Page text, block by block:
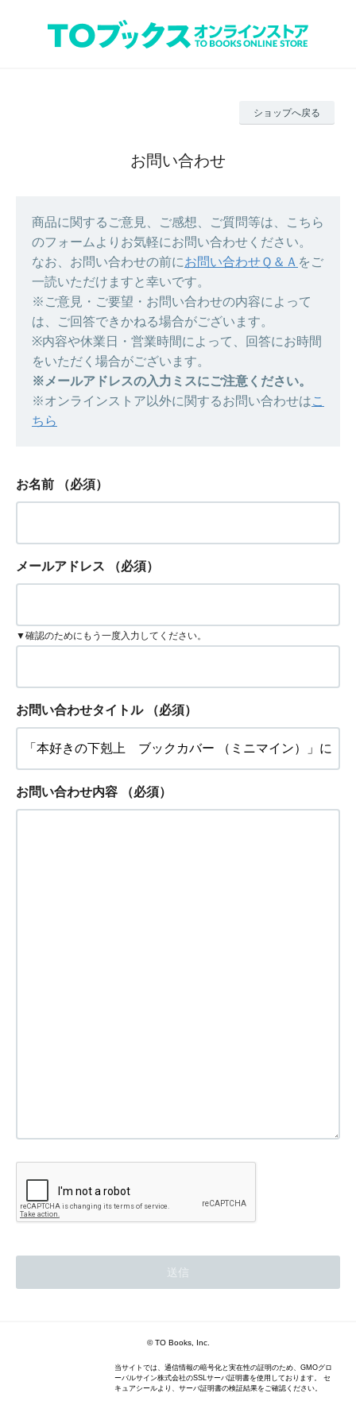
ショップへ戻る
お問い合わせ
商品に関するご意見、ご感想、ご質問等は、こちら
のフォームよりお気軽にお問い合わせください。
なお、お問い合わせの前にお問い合わせＱ＆Ａ をご
一読いただけますと幸いです。
※ご意見・ご要望・お問い合わせの内容によって
は、ご回答できかねる場合がございます。
※内容や休業日・営業時間によって、回答にお時間
をいただく場合がございます。
※メールアドレスの入力ミスにご注意ください。
※オンラインストア以外に関するお問い合わせはこ
ちら
お名前 （必須）
メールアドレス （必須）
▼確認のためにもう一度入力してください。
お問い合わせタイトル （必須）
お問い合わせ内容 （必須）
© TO Books, Inc.
当サイトでは、通信情報の暗号化と実在性の証明のため、GMOグロ
ーバルサイン株式会社のSSLサーバ証明書を使用しております。 セ
キュアシールより、サーバ証明書の検証結果をご確認ください。